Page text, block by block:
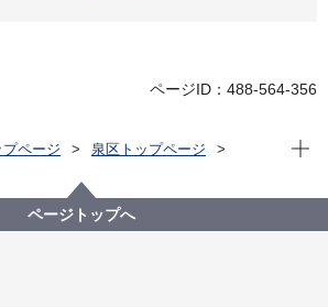
ページID：488-564-356
ページ
泉区トップページ
認定こども園・幼稚園
現在
ページトップへ